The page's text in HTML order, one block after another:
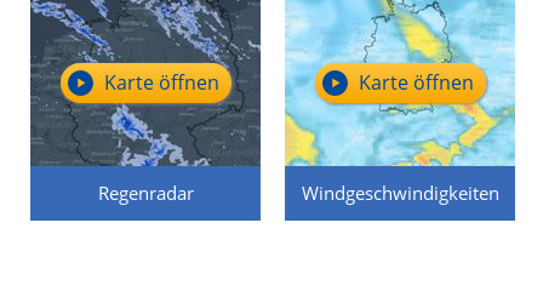
Regenradar
Karte öffnen
Windgeschwindigkeiten
Karte öffnen